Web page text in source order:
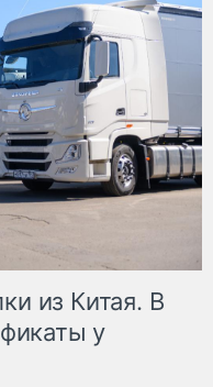
из Китая. В
у